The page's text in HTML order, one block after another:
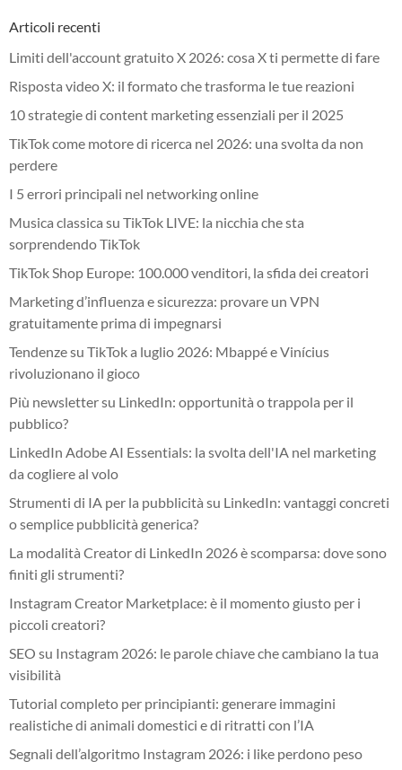
Articoli recenti
Limiti dell'account gratuito X 2026: cosa X ti permette di fare
Risposta video X: il formato che trasforma le tue reazioni
10 strategie di content marketing essenziali per il 2025
TikTok come motore di ricerca nel 2026: una svolta da non
perdere
I 5 errori principali nel networking online
Musica classica su TikTok LIVE: la nicchia che sta
sorprendendo TikTok
TikTok Shop Europe: 100.000 venditori, la sfida dei creatori
Marketing d’influenza e sicurezza: provare un VPN
gratuitamente prima di impegnarsi
Tendenze su TikTok a luglio 2026: Mbappé e Vinícius
rivoluzionano il gioco
Più newsletter su LinkedIn: opportunità o trappola per il
pubblico?
LinkedIn Adobe AI Essentials: la svolta dell'IA nel marketing
da cogliere al volo
Strumenti di IA per la pubblicità su LinkedIn: vantaggi concreti
o semplice pubblicità generica?
La modalità Creator di LinkedIn 2026 è scomparsa: dove sono
finiti gli strumenti?
Instagram Creator Marketplace: è il momento giusto per i
piccoli creatori?
SEO su Instagram 2026: le parole chiave che cambiano la tua
visibilità
Tutorial completo per principianti: generare immagini
realistiche di animali domestici e di ritratti con l’IA
Segnali dell’algoritmo Instagram 2026: i like perdono peso